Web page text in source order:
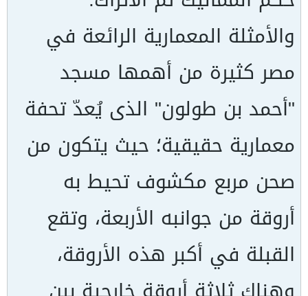
والأمثلة المعمارية الرائعة في
مصر كثيرة من أهمها مسجد
"أحمد بن طولون" الذى يُعدّ تحفة
معمارية حقيقية؛ حيث يتكون من
صحن مربع مكشوف تحيط به
أروقة من جوانبه الأربعة، وتقع
القبلة في أكبر هذه الأروقة،